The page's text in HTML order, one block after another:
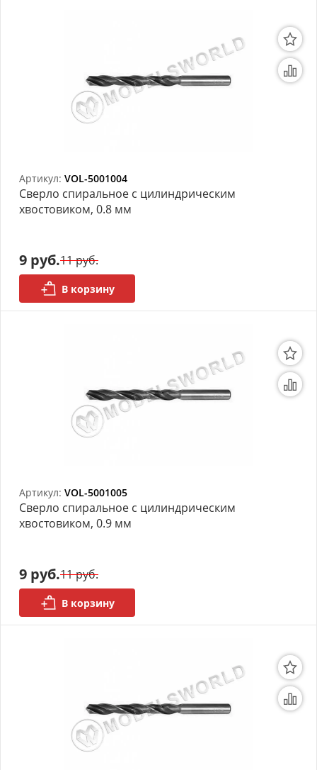
Артикул: VOL-5001004
Сверло спиральное с цилиндрическим
хвостовиком, 0.8 мм
9 руб.11 руб.
В корзину
Артикул: VOL-5001005
Сверло спиральное с цилиндрическим
хвостовиком, 0.9 мм
9 руб.11 руб.
В корзину